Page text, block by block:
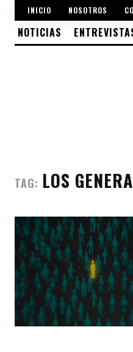
INICIO NOSOTROS
NOTICIAS
TAG: LOS